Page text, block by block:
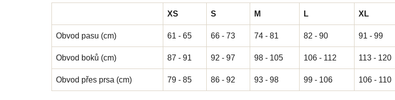
XS S M L XL
Obvod pasu (cm) 61 - 65 66 - 73 74 - 81 82 - 90 91 - 99
Obvod boků (cm) 87 - 91 92 - 97 98 - 105 106 - 112 113 - 120
Obvod přes prsa (cm) 79 - 85 86 - 92 93 - 98 99 - 106 106 - 110